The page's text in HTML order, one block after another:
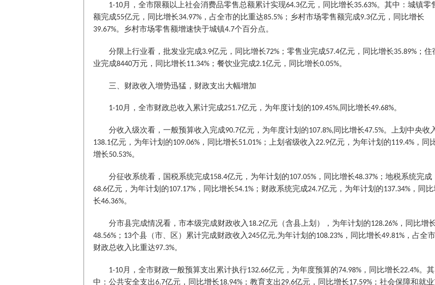
1-10月，全市限额以上社会消费品零售总额累计实现64.3亿元，同比增长35.63%。其中：城镇零
额完成55亿元，同比增长34.97% ，占全市的比重达85.5% ；乡村市场零售额完成9.3亿元，同比增长
39.67%。乡村市场零售额增速快于城镇4.7个百分点。
分限上行业看，批发业完成3.9亿元，同比增长72% ；零售业完成57.4亿元，同比增长35.89% ；住
业完成8440万元，同比增长11.34% ；餐饮业完成2.1亿元，同比增长0.05%。
三、财政收入增势迅猛，财政支出大幅增加
1-10月，全市财政总收入累计完成251.7亿元，为年度计划的109.45%,同比增长49.68%。
分收入级次看，一般预算收入完成90.7亿元，为年度计划的107.8%,同比增长47.5%。上划中央收
138.1亿元，为年计划的109.06% ，同比增长51.01% ；上划省级收入22.9亿元，为年计划的119.4% ，同
增长50.53%。
分征收系统看，国税系统完成158.4亿元，为年计划的107.05% ，同比增长48.37% ；地税系统完成
68.6亿元，为年计划的107.17% ，同比增长54.1% ；财政系统完成24.7亿元，为年计划的137.34% ，同
长46.36%。
分市县完成情况看，市本级完成财政收入 18.2亿元（含县上划），为年计划的128.26% ，同比增
48.56% ； 13个县（市、区）累计完成财政收入245亿元,为年计划的108.23% ，同比增长49.81% ，占全市
财政总收入比重达97.3%。
1-10月，全市财政一般预算支出累计执行132.66亿元，为年度预算的74.98% ，同比增长22.4%。其
中：公共安全支出6.7亿元，同比增长18.94% ；教育支出29.6亿元，同比增长17.59% ；社会保障和就